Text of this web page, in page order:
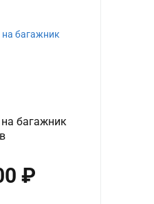
багажник
₽